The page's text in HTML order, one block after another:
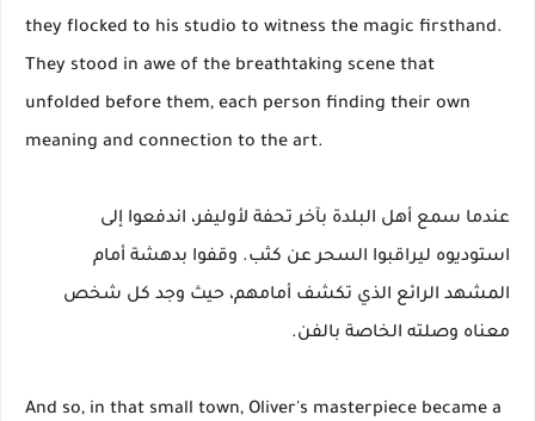
they flocked to his studio to witness the magic firsthand.
They stood in awe of the breathtaking scene that
unfolded before them, each person finding their own
meaning and connection to the art.
عندما سمع أهل البلدة بآخر تحفة لأوليفر، اندفعوا إلى
استوديوه ليراقبوا السحر عن كثب. وقفوا بدهشة أمام
المشهد الرائع الذي تكشف أمامهم، حيث وجد كل شخص
معناه وصلته الخاصة بالفن.
And so, in that small town, Oliver's masterpiece became a